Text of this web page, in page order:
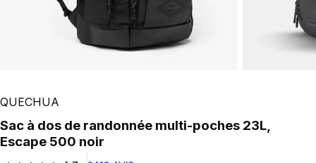
Play Video
QUECHUA
Sac à dos de randonnée multi-poches 23L,
Escape 500 noir